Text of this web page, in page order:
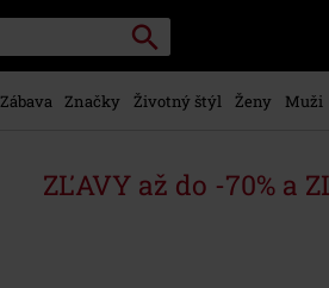
Vyhľadávanie
Zábava Značky Životný štýl Ženy Muži
ZĽAVY až do -70% a